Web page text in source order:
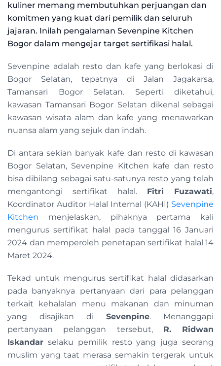
kuliner memang membutuhkan perjuangan dan
komitmen yang kuat dari pemilik dan seluruh
jajaran. Inilah pengalaman Sevenpine Kitchen
Bogor dalam mengejar target sertifikasi halal.
Sevenpine adalah resto dan kafe yang berlokasi di
Bogor Selatan, tepatnya di Jalan Jagakarsa,
Tamansari Bogor Selatan. Seperti diketahui,
kawasan Tamansari Bogor Selatan dikenal sebagai
kawasan wisata alam dan kafe yang menawarkan
nuansa alam yang sejuk dan indah.
Di antara sekian banyak kafe dan resto di kawasan
Bogor Selatan, Sevenpine Kitchen kafe dan resto
bisa dibilang sebagai satu-satunya resto yang telah
mengantongi sertifikat halal. Fitri Fuzawati,
Koordinator Auditor Halal Internal (KAHI) Sevenpine
Kitchen menjelaskan, pihaknya pertama kali
mengurus sertifikat halal pada tanggal 16 Januari
2024 dan memperoleh penetapan sertifikat halal 14
Maret 2024.
Tekad untuk mengurus sertifikat halal didasarkan
pada banyaknya pertanyaan dari para pelanggan
terkait kehalalan menu makanan dan minuman
yang disajikan di Sevenpine. Menanggapi
pertanyaan pelanggan tersebut, R. Ridwan
Iskandar selaku pemilik resto yang juga seorang
muslim yang taat merasa semakin tergerak untuk